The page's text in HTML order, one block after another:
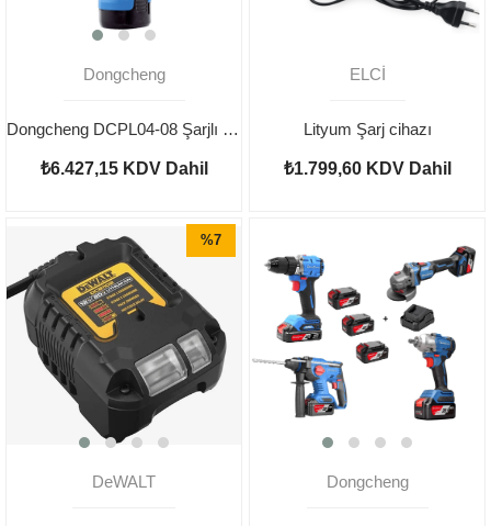
Dongcheng
Dongcheng DCPL04-08 Şarjlı Torklu Vidalama 12V 2Ah
₺6.427,15 KDV Dahil
ELCİ
Lityum Şarj cihazı
₺1.799,60 KDV Dahil
DeWALT
%7
Dongcheng